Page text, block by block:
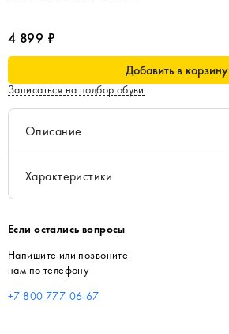
4 899 ₽
Добавить в корзину
Записаться на подбор обуви
Описание
Характеристики
Если остались вопросы
Напишите или позвоните
нам по телефону
+7 800 777-06-67